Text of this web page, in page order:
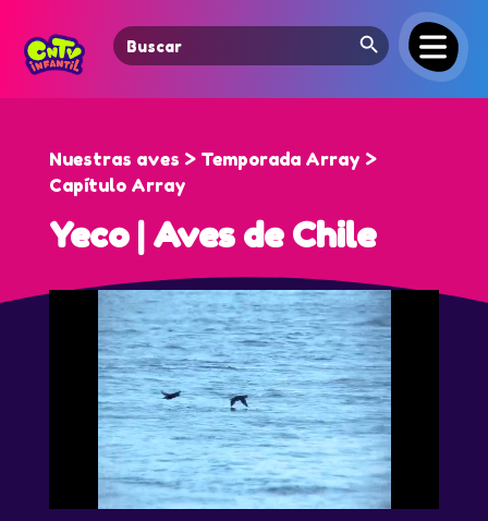
Search
for:
Search Button
Nuestras aves > Temporada Array >
Capítulo Array
Yeco | Aves de Chile